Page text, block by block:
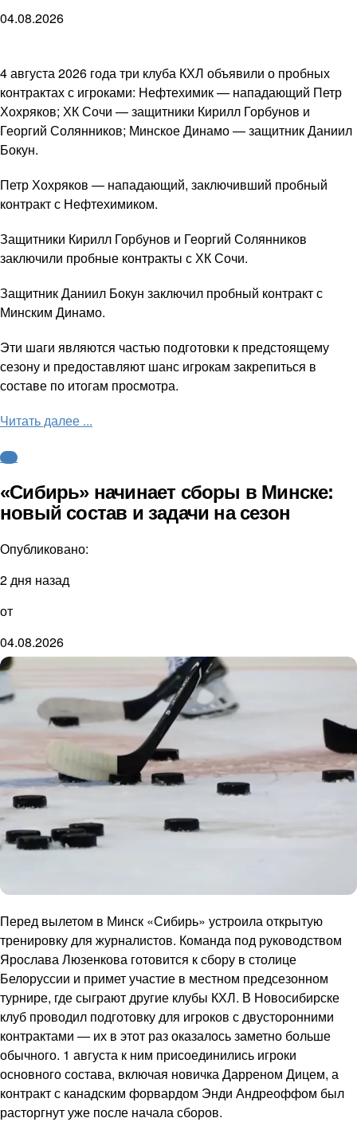
04.08.2026
4 августа 2026 года три клуба КХЛ объявили о пробных
контрактах с игроками: Нефтехимик — нападающий Петр
Хохряков; ХК Сочи — защитники Кирилл Горбунов и
Георгий Солянников; Минское Динамо — защитник Даниил
Бокун.
Петр Хохряков — нападающий, заключивший пробный
контракт с Нефтехимиком.
Защитники Кирилл Горбунов и Георгий Солянников
заключили пробные контракты с ХК Сочи.
Защитник Даниил Бокун заключил пробный контракт с
Минским Динамо.
Эти шаги являются частью подготовки к предстоящему
сезону и предоставляют шанс игрокам закрепиться в
составе по итогам просмотра.
Читать далее ...
КХЛ
«Сибирь» начинает сборы в Минске:
новый состав и задачи на сезон
Опубликовано:
2 дня назад
от
04.08.2026
Перед вылетом в Минск «Сибирь» устроила открытую
тренировку для журналистов. Команда под руководством
Ярослава Люзенкова готовится к сбору в столице
Белоруссии и примет участие в местном предсезонном
турнире, где сыграют другие клубы КХЛ. В Новосибирске
клуб проводил подготовку для игроков с двусторонними
контрактами — их в этот раз оказалось заметно больше
обычного. 1 августа к ним присоединились игроки
основного состава, включая новичка Дарреном Дицем, а
контракт с канадским форвардом Энди Андреоффом был
расторгнут уже после начала сборов.